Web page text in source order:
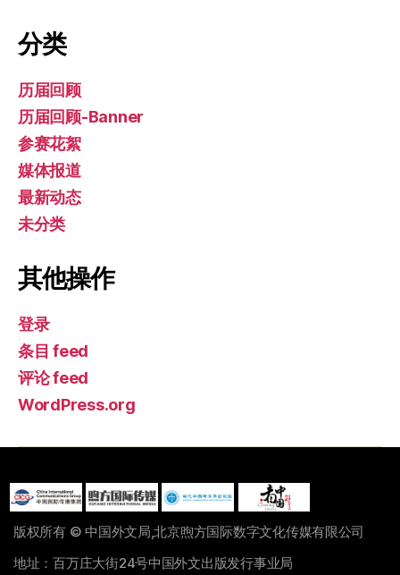
分类
历届回顾
历届回顾-Banner
参赛花絮
媒体报道
最新动态
未分类
其他操作
登录
条目 feed
评论 feed
WordPress.org
版权所有 © 中国外文局,北京煦方国际数字文化传媒有限公司
地址：百万庄大街24号中国外文出版发行事业局